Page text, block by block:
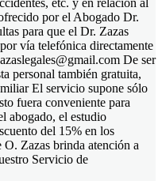
por el Abogado Dr.
para que el Dr. Zazas
vía telefónica directamente
De ser
personal también gratuita,
El servicio supone sólo
fuera conveniente para
abogado, el estudio
del 15% en los
Zazas brinda atención a
Servicio de